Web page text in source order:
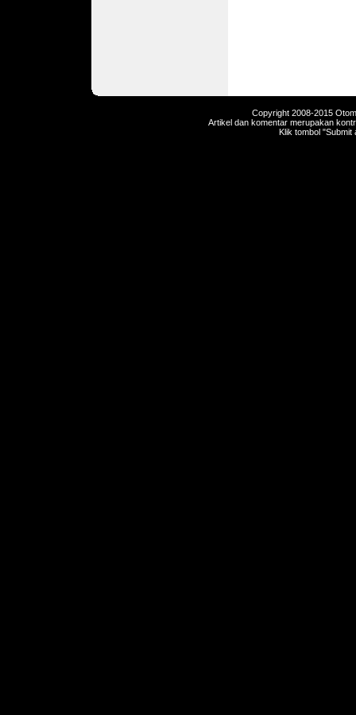
Copyright 2008-2015
Artikel dan komentar merupakan
Klik tombol